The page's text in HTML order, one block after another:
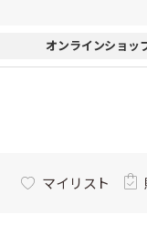
オンラインショッ
マイリスト